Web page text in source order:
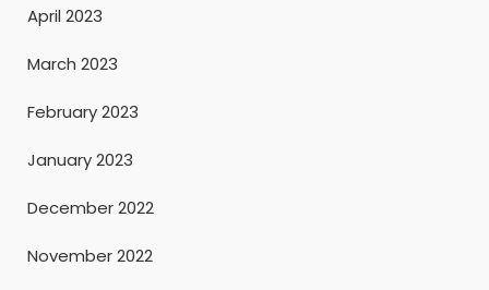
April 2023
March 2023
February 2023
January 2023
December 2022
November 2022